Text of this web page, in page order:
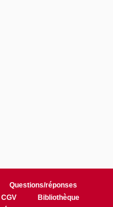
Questions/réponses
CGV
Bibliothèque